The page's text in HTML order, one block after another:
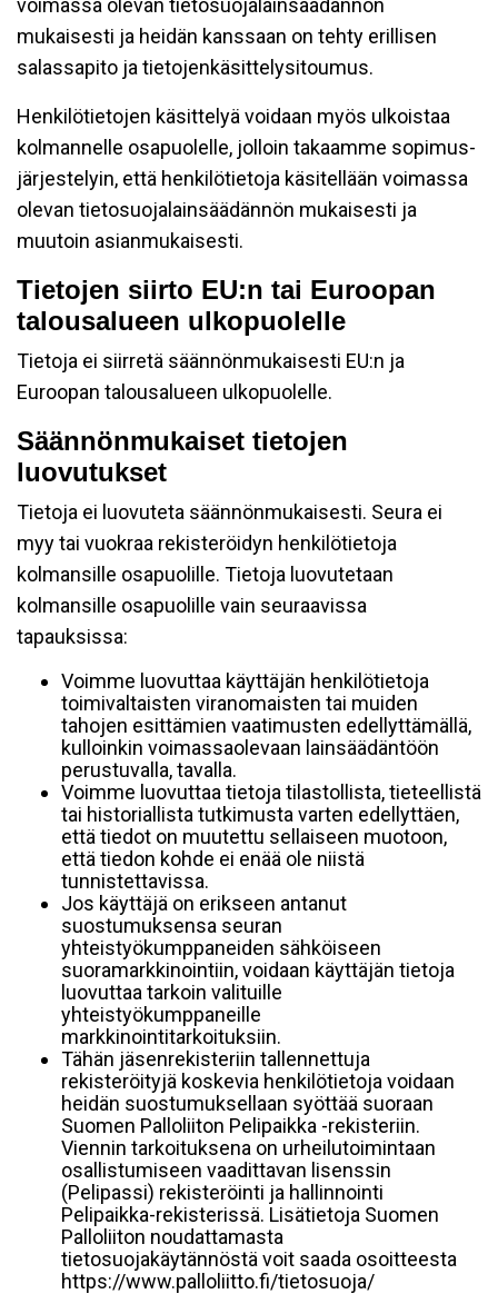
voimassa olevan tietosuojalainsäädännön
mukaisesti ja heidän kanssaan on tehty erillisen
salassapito ja tietojenkäsittelysitoumus.
Henkilötietojen käsittelyä voidaan myös ulkoistaa
kolmannelle osapuolelle, jolloin takaamme sopimus-
järjestelyin, että henkilötietoja käsitellään voimassa
olevan tietosuojalainsäädännön mukaisesti ja
muutoin asianmukaisesti.
Tietojen siirto EU:n tai Euroopan
talousalueen ulkopuolelle
Tietoja ei siirretä säännönmukaisesti EU:n ja
Euroopan talousalueen ulkopuolelle.
Säännönmukaiset tietojen
luovutukset
Tietoja ei luovuteta säännönmukaisesti. Seura ei
myy tai vuokraa rekisteröidyn henkilötietoja
kolmansille osapuolille. Tietoja luovutetaan
kolmansille osapuolille vain seuraavissa
tapauksissa:
Voimme luovuttaa käyttäjän henkilötietoja
toimivaltaisten viranomaisten tai muiden
tahojen esittämien vaatimusten edellyttämällä,
kulloinkin voimassaolevaan lainsäädäntöön
perustuvalla, tavalla.
Voimme luovuttaa tietoja tilastollista, tieteellistä
tai historiallista tutkimusta varten edellyttäen,
että tiedot on muutettu sellaiseen muotoon,
että tiedon kohde ei enää ole niistä
tunnistettavissa.
Jos käyttäjä on erikseen antanut
suostumuksensa seuran
yhteistyökumppaneiden sähköiseen
suoramarkkinointiin, voidaan käyttäjän tietoja
luovuttaa tarkoin valituille
yhteistyökumppaneille
markkinointitarkoituksiin.
Tähän jäsenrekisteriin tallennettuja
rekisteröityjä koskevia henkilötietoja voidaan
heidän suostumuksellaan syöttää suoraan
Suomen Palloliiton Pelipaikka -rekisteriin.
Viennin tarkoituksena on urheilutoimintaan
osallistumiseen vaadittavan lisenssin
(Pelipassi) rekisteröinti ja hallinnointi
Pelipaikka-rekisterissä. Lisätietoja Suomen
Palloliiton noudattamasta
tietosuojakäytännöstä voit saada osoitteesta
https://www.palloliitto.fi/tietosuoja/